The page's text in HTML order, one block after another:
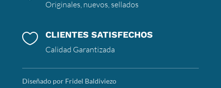
Originales, nuevos, sellados
 CLIENTES SATISFECHOS
Calidad Garantizada
Diseñado por Fridel Baldiviezo